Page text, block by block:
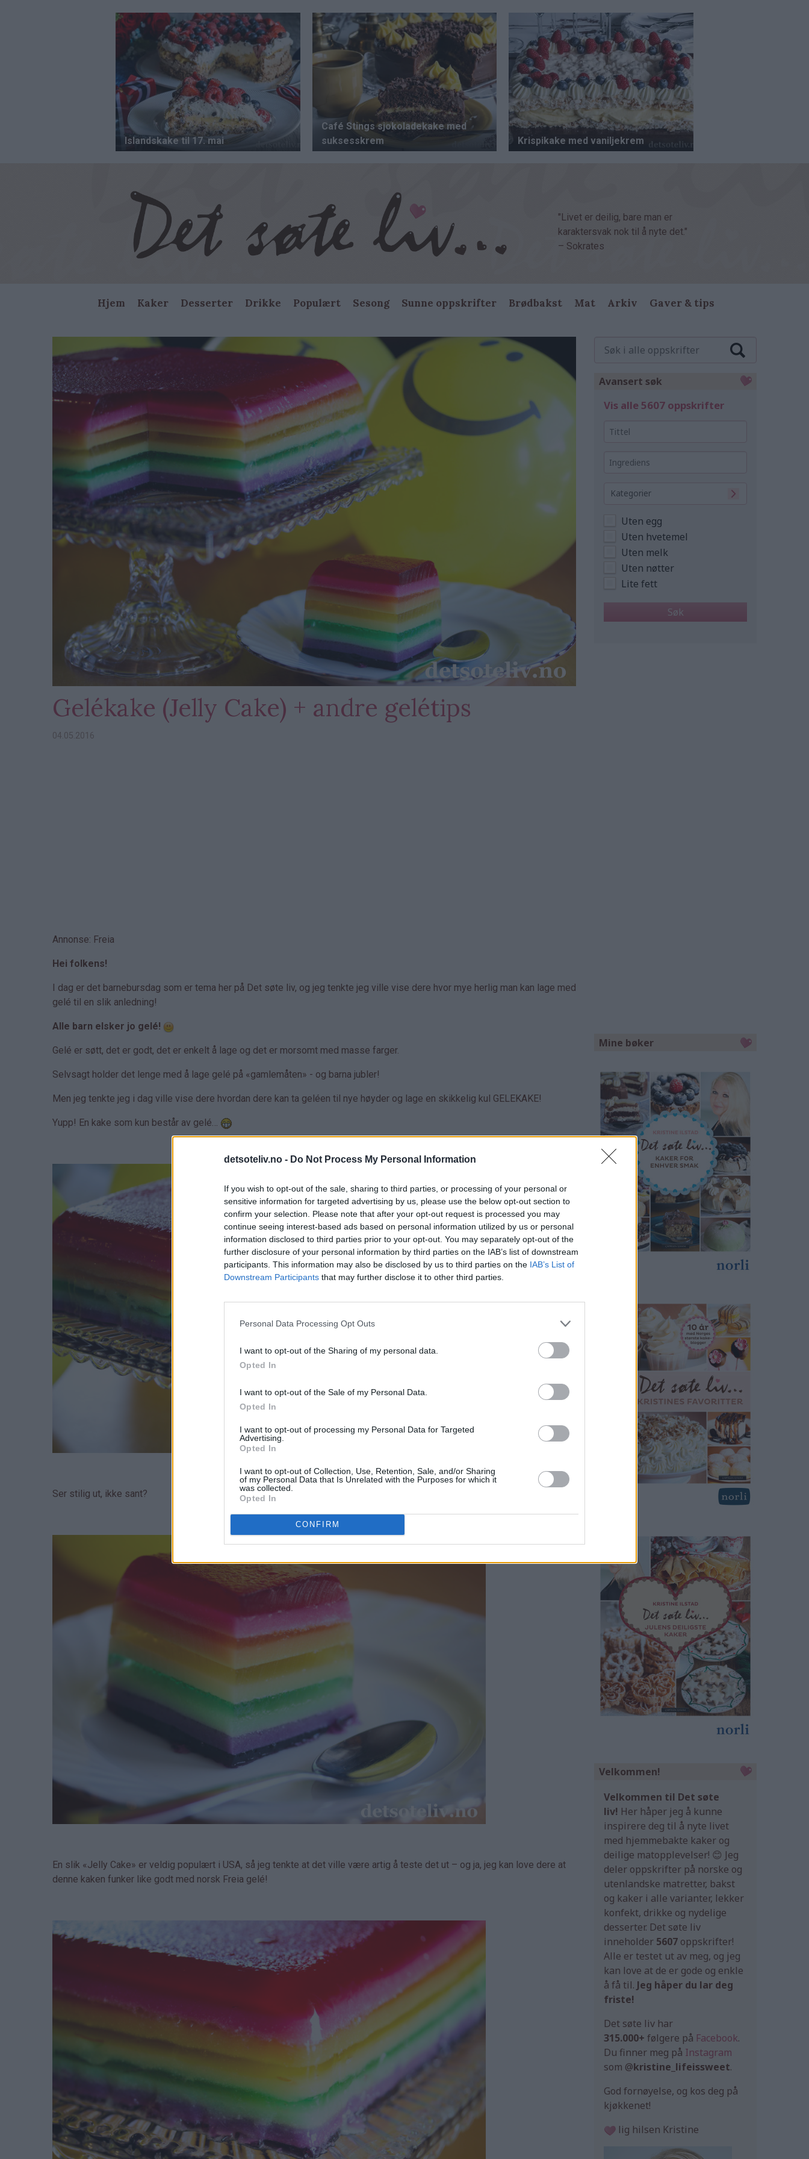
detsoteliv.no - Do Not Process My Personal Information
If you wish to opt-out of the sale, sharing to third parties, or processing of your personal or
sensitive information for targeted advertising by us, please use the below opt-out section to
confirm your selection. Please note that after your opt-out request is processed you may
continue seeing interest-based ads based on personal information utilized by us or personal
information disclosed to third parties prior to your opt-out. You may separately opt-out of the
further disclosure of your personal information by third parties on the IAB’s list of downstream
participants. This information may also be disclosed by us to third parties on the IAB’s List of
Downstream Participants that may further disclose it to other third parties.
Personal Data Processing Opt Outs
I want to opt-out of the Sharing of my personal data.
Opted In
I want to opt-out of the Sale of my Personal Data.
Opted In
I want to opt-out of processing my Personal Data for Targeted
Advertising.
Opted In
I want to opt-out of Collection, Use, Retention, Sale, and/or Sharing
of my Personal Data that Is Unrelated with the Purposes for which it
was collected.
Opted In
CONFIRM
"Livet er deilig, bare man er
karaktersvak nok til å nyte det."
– Sokrates
Main
navigation
Hjem Kaker Desserter Drikke Populært Sesong Sunne oppskrifter Brødbakst Mat Arkiv Gaver & tips
Gelékake (Jelly Cake) + andre gelétips
04.05.2016
Annonse: Freia
Hei folkens!
I dag er det barnebursdag som er tema her på Det søte liv, og jeg tenkte jeg ville vise dere hvor mye herlig man kan lage med
gelé til en slik anledning!
Alle barn elsker jo gelé!
Gelé er søtt, det er godt, det er enkelt å lage og det er morsomt med masse farger.
Selvsagt holder det lenge med å lage gelé på «gamlemåten» - og barna jubler!
Men jeg tenkte jeg i dag ville vise dere hvordan dere kan ta geléen til nye høyder og lage en skikkelig kul GELEKAKE!
Yupp! En kake som kun består av gelé…
Ser stilig ut, ikke sant?
En slik «Jelly Cake» er veldig populært i USA, så jeg tenkte at det ville være artig å teste det ut – og ja, jeg kan love dere at
denne kaken funker like godt med norsk Freia gelé!
Avansert søk
Vis alle 5607 oppskrifter
Kategorier
Uten egg
Uten hvetemel
Uten melk
Uten nøtter
Lite fett
Mine bøker
Velkommen!
Velkommen til Det søte
liv! Her håper jeg å kunne
inspirere deg til å nyte livet
med hjemmebakte kaker og
deilige matopplevelser! 😊 Jeg
deler oppskrifter på norske og
utenlandske matretter, bakst
og kaker i alle varianter, lekker
konfekt, drikke og nydelige
desserter. Det søte liv
inneholder 5607 oppskrifter!
Alle er testet ut av meg, og jeg
kan love at de er gode og enkle
å få til. Jeg håper du lar deg
friste!
Det søte liv har
315.000+ følgere på Facebook.
Du finner meg på Instagram
som @kristine_lifeissweet.
God fornøyelse, og kos deg på
kjøkkenet!
lig hilsen Kristine